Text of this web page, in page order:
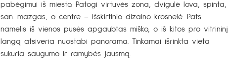
pabėgimui iš miesto. Patogi virtuvės zona, dvigulė lova, spinta,
san. mazgas, o centre – išskirtinio dizaino krosnelė. Pats
namelis iš vienos pusės apgaubtas miško, o iš kitos pro vitrininį
langą atsiveria nuostabi panorama. Tinkamai išrinkta vieta
sukuria saugumo ir ramybės jausmą.